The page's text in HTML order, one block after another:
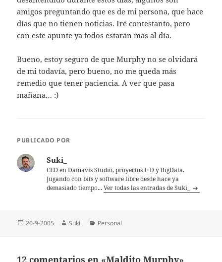
amigos preguntando que es de mi persona, que hace
dí­as que no tienen noticias. Iré contestanto, pero
con este apunte ya todos estarán más al dí­a.
Bueno, estoy seguro de que Murphy no se olvidará
de mi todaví­a, pero bueno, no me queda más
remedio que tener paciencia. A ver que pasa
mañana… :)
PUBLICADO POR
Suki_
CEO en Damavis Studio, proyectos I+D y BigData.
Jugando con bits y software libre desde hace ya
demasiado tiempo...Ver todas las entradas de Suki_
Publicado
20-9-2005 Autor
Suki_ Categorías
Personal
12 comentarios en «Maldito Murphy»